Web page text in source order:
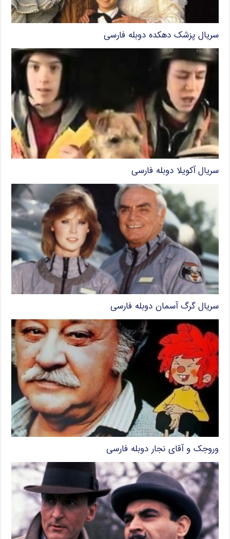
سریال پزشک دهکده دوبله فارسی
سریال آکویلا دوبله فارسی
سریال گرگ آسمان دوبله فارسی
وروجک و آقای نجار دوبله فارسی